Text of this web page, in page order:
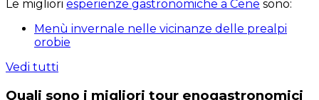
Le migliori esperienze gastronomiche a Cene sono:
Menù invernale nelle vicinanze delle prealpi
orobie
Vedi tutti
Quali sono i migliori tour enogastronomici